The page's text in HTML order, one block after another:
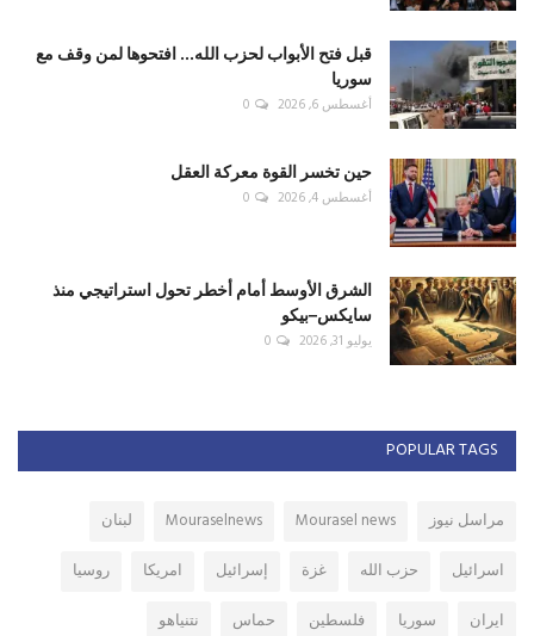
قبل فتح الأبواب لحزب الله... افتحوها لمن وقف مع
سوريا
أغسطس 6, 2026 0
حين تخسر القوة معركة العقل
أغسطس 4, 2026 0
الشرق الأوسط أمام أخطر تحول استراتيجي منذ
سايكس–بيكو
يوليو 31, 2026 0
POPULAR TAGS
مراسل نيوز Mourasel news
Mouraselnews
لبنان
اسرائيل
حزب الله غزة إسرائيل امريكا
روسيا
ايران
سوريا فلسطين حماس نتنياهو